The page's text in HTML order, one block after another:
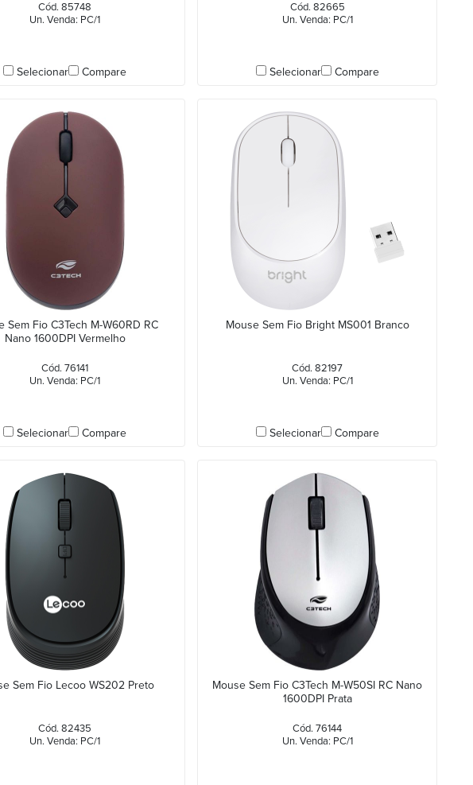
Cód. 85748
Un. Venda: PC/1
Selecionar Compare
Cód. 82665
Un. Venda: PC/1
Selecionar Compare
Sem Fio C3Tech M-W60RD RC
Nano 1600DPI Vermelho
Cód. 76141
Un. Venda: PC/1
Selecionar Compare
Mouse Sem Fio Bright MS001 Branco
Cód. 82197
Un. Venda: PC/1
Selecionar Compare
Sem Fio Lecoo WS202 Preto
Cód. 82435
Un. Venda: PC/1
Mouse Sem Fio C3Tech M-W50SI RC Nano
1600DPI Prata
Cód. 76144
Un. Venda: PC/1